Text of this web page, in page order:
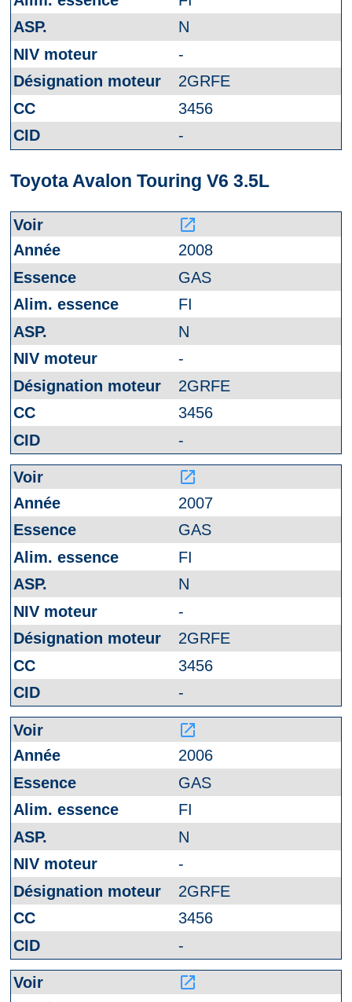
N
-
2GRFE
3456
-
Toyota Avalon Touring V6 3.5L
launch
2008
GAS
FI
N
-
2GRFE
3456
-
launch
2007
GAS
FI
N
-
2GRFE
3456
-
launch
2006
GAS
FI
N
-
2GRFE
3456
-
launch